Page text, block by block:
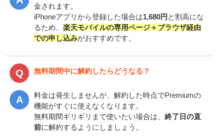
金されます。
iPhoneアプリから登録した場合は1,680円 と割高にな
るため、 楽天モバイルの専用ページ＋ブラウザ経由
での申し込みがおすすめです。
無料期間中に解約したらどうなる？
料金は発生しませんが、解約した時点でPremiumの
機能がすぐに使えなくなります。
無料期間ギリギリまで使いたい場合は、 終了日の直
前に解約するようにしましょう。